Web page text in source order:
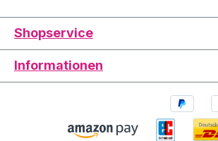
Shopservice
Informationen